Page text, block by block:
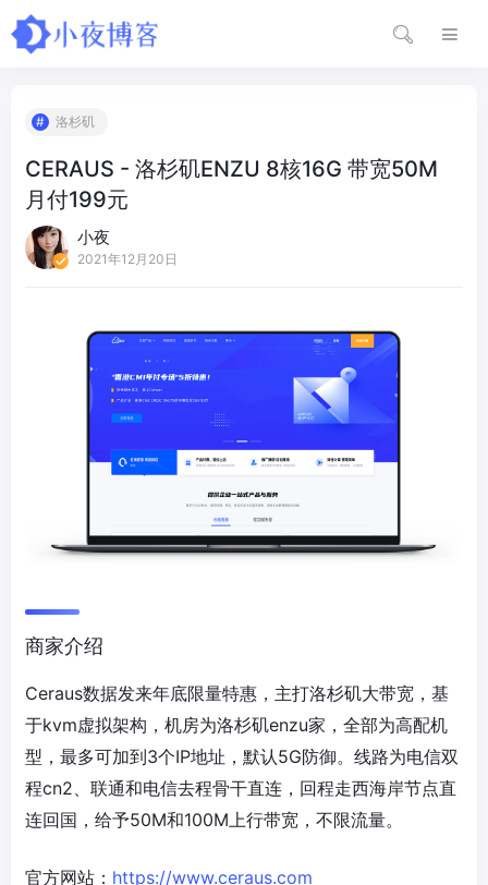
洛杉矶
CERAUS - 洛杉矶ENZU 8核16G 带宽50M
月付199元
小夜
2021年12月20日
商家介绍
Ceraus数据发来年底限量特惠，主打洛杉矶大带宽，基
于kvm虚拟架构，机房为洛杉矶enzu家，全部为高配机
型，最多可加到3个IP地址，默认5G防御。线路为电信双
程cn2、联通和电信去程骨干直连，回程走西海岸节点直
连回国，给予50M和100M上行带宽，不限流量。
官方网站： https://www.ceraus.com